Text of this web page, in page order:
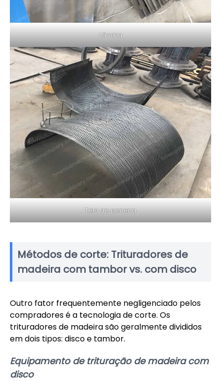
Lâmina
Tela de peneira
Métodos de corte: Trituradores de
madeira com tambor vs. com disco
Outro fator frequentemente negligenciado pelos
compradores é a tecnologia de corte. Os
trituradores de madeira são geralmente divididos
em dois tipos: disco e tambor.
Equipamento de trituração de madeira com
disco